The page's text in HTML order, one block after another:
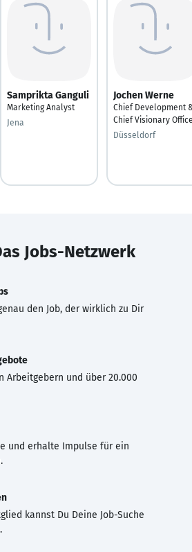
Samprikta Ganguli
Marketing Analyst
Jena
Jochen Werne
Chief Development
Chief Visionary
Düsseldorf
Jobs-Netzwerk
den Job, der wirklich zu Dir
Arbeitgebern und über 20.000
und erhalte Impulse für ein
kannst Du Deine Job-Suche